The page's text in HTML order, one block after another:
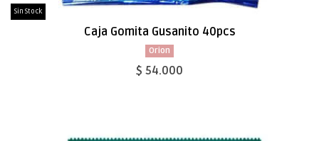
Sin Stock
Caja Gomita Gusanito 40pcs
Orion
$ 54.000